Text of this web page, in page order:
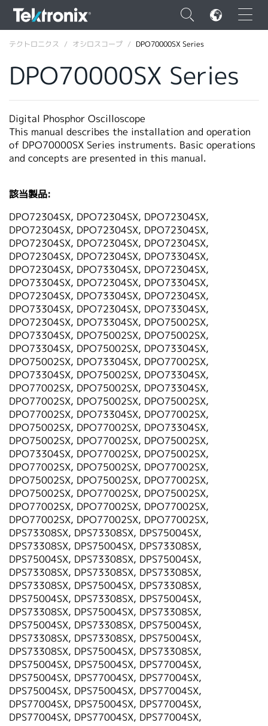
×
ENGLISH
FRANÇAIS
DEUTSCH
VIỆT NAM
日本語
韓国語
繁體中文
テクトロニクス オシロスコープ DPO70000SX Series
DPO70000SX Series
Digital Phosphor Oscilloscope
This manual describes the installation and operation
of DPO70000SX Series instruments. Basic operations
and concepts are presented in this manual.
該当製品:
DPO72304SX, DPO72304SX, DPO72304SX,
DPO72304SX, DPO72304SX, DPO72304SX,
DPO72304SX, DPO72304SX, DPO72304SX,
DPO72304SX, DPO72304SX, DPO73304SX,
DPO72304SX, DPO73304SX, DPO72304SX,
DPO73304SX, DPO72304SX, DPO73304SX,
DPO72304SX, DPO73304SX, DPO72304SX,
DPO73304SX, DPO72304SX, DPO73304SX,
DPO72304SX, DPO73304SX, DPO75002SX,
DPO73304SX, DPO75002SX, DPO75002SX,
DPO73304SX, DPO75002SX, DPO73304SX,
DPO75002SX, DPO73304SX, DPO77002SX,
DPO73304SX, DPO75002SX, DPO73304SX,
DPO77002SX, DPO75002SX, DPO73304SX,
DPO77002SX, DPO75002SX, DPO75002SX,
DPO77002SX, DPO73304SX, DPO77002SX,
DPO75002SX, DPO77002SX, DPO73304SX,
DPO75002SX, DPO77002SX, DPO75002SX,
DPO73304SX, DPO77002SX, DPO75002SX,
DPO77002SX, DPO75002SX, DPO77002SX,
DPO75002SX, DPO75002SX, DPO77002SX,
DPO75002SX, DPO77002SX, DPO75002SX,
DPO77002SX, DPO77002SX, DPO77002SX,
DPO77002SX, DPO77002SX, DPO77002SX,
DPS73308SX, DPS73308SX, DPS75004SX,
DPS73308SX, DPS75004SX, DPS73308SX,
DPS75004SX, DPS73308SX, DPS75004SX,
DPS73308SX, DPS73308SX, DPS73308SX,
DPS73308SX, DPS75004SX, DPS73308SX,
DPS75004SX, DPS73308SX, DPS75004SX,
DPS73308SX, DPS75004SX, DPS73308SX,
DPS75004SX, DPS73308SX, DPS75004SX,
DPS73308SX, DPS73308SX, DPS75004SX,
DPS73308SX, DPS75004SX, DPS73308SX,
DPS75004SX, DPS75004SX, DPS77004SX,
DPS75004SX, DPS77004SX, DPS77004SX,
DPS75004SX, DPS75004SX, DPS77004SX,
DPS77004SX, DPS75004SX, DPS77004SX,
DPS77004SX, DPS77004SX, DPS77004SX,